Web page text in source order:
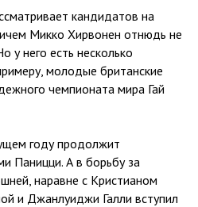
кандидатов на
Микко Хирвонен отнюдь не
у него есть несколько
молодые британские
чемпионата мира Гай
году продолжит
Паницци. А в борьбу за
наравне с Кристианом
и Джанлуиджи Галли вступил